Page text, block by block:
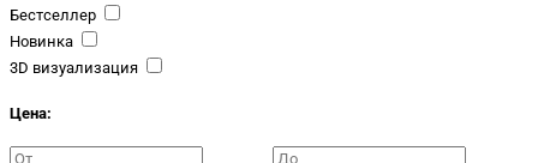
Бестселлер
Новинка
3D визуализация
Цена: